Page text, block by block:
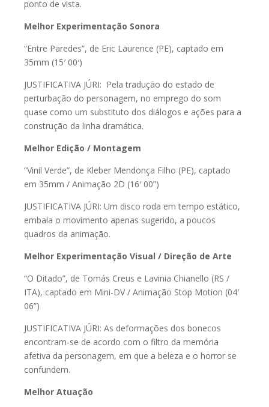
ponto de vista.
Melhor Experimentação Sonora
“Entre Paredes”, de Eric Laurence (PE), captado em
35mm (15′ 00′)
JUSTIFICATIVA JÚRI: Pela tradução do estado de
perturbação do personagem, no emprego do som
quase como um substituto dos diálogos e ações para a
construção da linha dramática.
Melhor Edição / Montagem
“Vinil Verde”, de Kleber Mendonça Filho (PE), captado
em 35mm / Animação 2D (16′ 00”)
JUSTIFICATIVA JÚRI: Um disco roda em tempo estático,
embala o movimento apenas sugerido, a poucos
quadros da animação.
Melhor Experimentação Visual / Direção de Arte
“O Ditado”, de Tomás Creus e Lavinia Chianello (RS /
ITA), captado em Mini-DV / Animação Stop Motion (04′
06”)
JUSTIFICATIVA JÚRI: As deformações dos bonecos
encontram-se de acordo com o filtro da memória
afetiva da personagem, em que a beleza e o horror se
confundem.
Melhor Atuação